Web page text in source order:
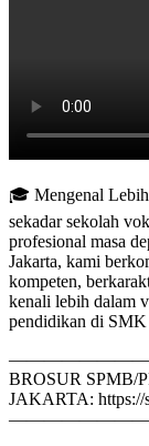
🎓 Mengenal
sekadar sekolah
profesional masa
Jakarta, kami
kompeten,
kenali lebih dalam
pendidikan di SMK
BROSUR SPMB/
JAKARTA: https://